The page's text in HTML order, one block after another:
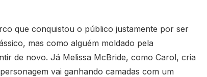
que conquistou o público justamente por ser
mas como alguém moldado pela
de novo. Já Melissa McBride, como Carol, cria
vai ganhando camadas com um